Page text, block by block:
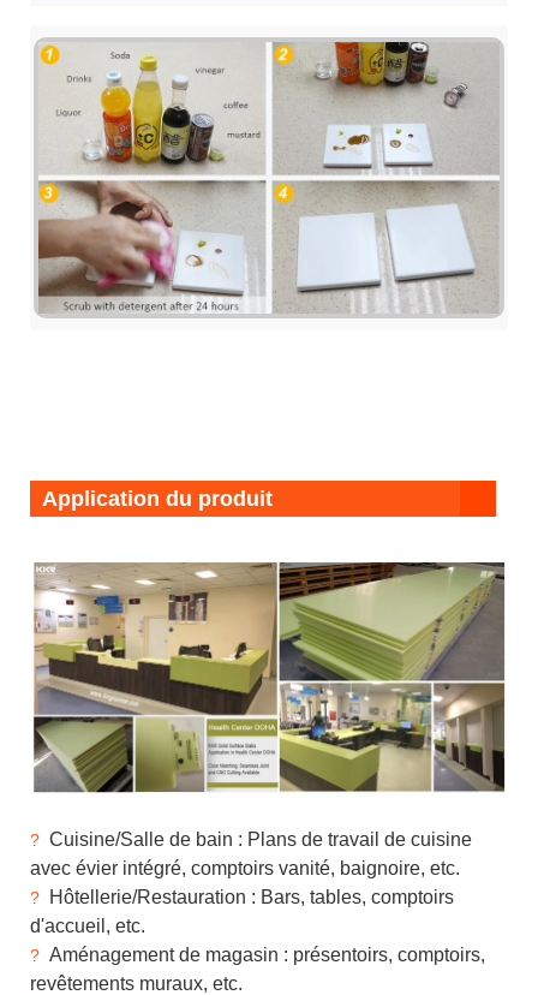
Application du produit
? Cuisine/Salle de bain : Plans de travail de cuisine
avec évier intégré, comptoirs vanité, baignoire, etc.
? Hôtellerie/Restauration : Bars, tables, comptoirs
d'accueil, etc.
? Aménagement de magasin : présentoirs, comptoirs,
revêtements muraux, etc.